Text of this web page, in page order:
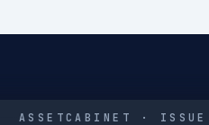
ASSETCABINET ·